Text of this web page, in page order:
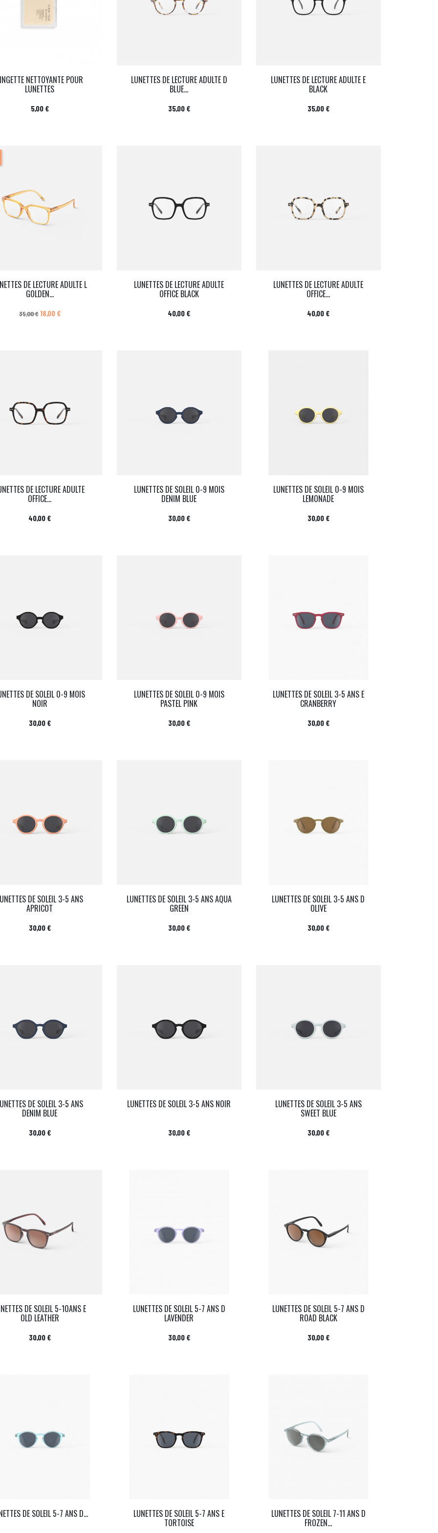
NETTOYANTE POUR
LUNETTES
Prix
5,00 €
LUNETTES DE LECTURE ADULTE D
BLUE...
Prix
35,00 €
LUNETTES DE LECTURE ADULTE E
BLACK
Prix
35,00 €
DE LECTURE ADULTE L
GOLDEN...
Prix de base
35,00 €Prix
18,00 €
LUNETTES DE LECTURE ADULTE
OFFICE BLACK
Prix
40,00 €
LUNETTES DE LECTURE ADULTE
OFFICE...
Prix
40,00 €
DE LECTURE ADULTE
OFFICE...
Prix
40,00 €
LUNETTES DE SOLEIL 0-9 MOIS
DENIM BLUE
Prix
30,00 €
LUNETTES DE SOLEIL 0-9 MOIS
LEMONADE
Prix
30,00 €
DE SOLEIL 0-9 MOIS
NOIR
Prix
30,00 €
LUNETTES DE SOLEIL 0-9 MOIS
PASTEL PINK
Prix
30,00 €
LUNETTES DE SOLEIL 3-5 ANS E
CRANBERRY
Prix
30,00 €
DE SOLEIL 3-5 ANS
APRICOT
Prix
30,00 €
LUNETTES DE SOLEIL 3-5 ANS AQUA
GREEN
Prix
30,00 €
LUNETTES DE SOLEIL 3-5 ANS D
OLIVE
Prix
30,00 €
DE SOLEIL 3-5 ANS
DENIM BLUE
Prix
30,00 €
LUNETTES DE SOLEIL 3-5 ANS NOIR
Prix
30,00 €
LUNETTES DE SOLEIL 3-5 ANS
SWEET BLUE
Prix
30,00 €
DE SOLEIL 5-10ANS E
OLD LEATHER
Prix
30,00 €
LUNETTES DE SOLEIL 5-7 ANS D
LAVENDER
Prix
30,00 €
LUNETTES DE SOLEIL 5-7 ANS D
ROAD BLACK
Prix
30,00 €
DE SOLEIL 5-7 ANS D... LUNETTES DE SOLEIL 5-7 ANS E
TORTOISE
LUNETTES DE SOLEIL 7-11 ANS D
FROZEN...